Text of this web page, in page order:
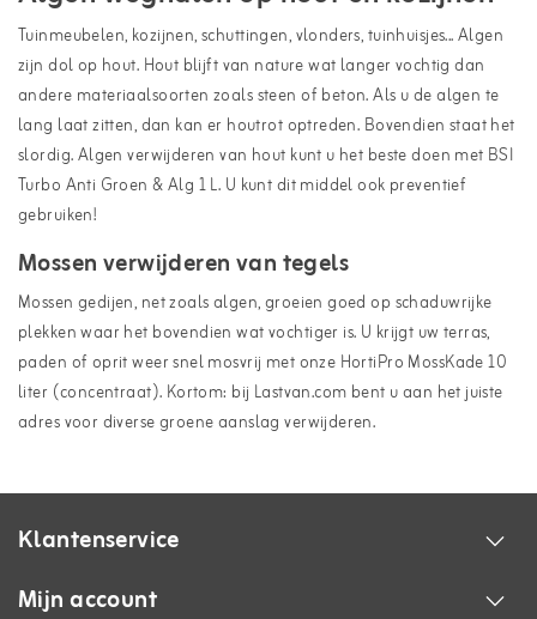
Tuinmeubelen, kozijnen, schuttingen, vlonders, tuinhuisjes... Algen
zijn dol op hout. Hout blijft van nature wat langer vochtig dan
andere materiaalsoorten zoals steen of beton. Als u de algen te
lang laat zitten, dan kan er houtrot optreden. Bovendien staat het
slordig. Algen verwijderen van hout kunt u het beste doen met BSI
Turbo Anti Groen & Alg 1 L. U kunt dit middel ook preventief
gebruiken!
Mossen verwijderen van tegels
Mossen gedijen, net zoals algen, groeien goed op schaduwrijke
plekken waar het bovendien wat vochtiger is. U krijgt uw terras,
paden of oprit weer snel mosvrij met onze HortiPro MossKade 10
liter (concentraat). Kortom: bij Lastvan.com bent u aan het juiste
adres voor diverse groene aanslag verwijderen.
Klantenservice
Mijn account